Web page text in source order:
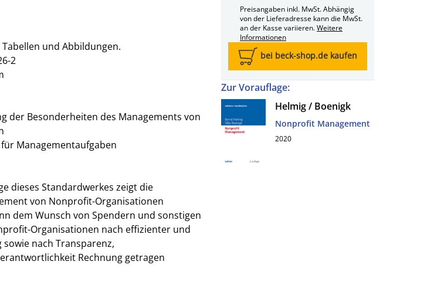
und Abbildungen.
2
der Besonderheiten des Managements von
Managementaufgaben
dieses Standardwerkes zeigt die
von Nonprofit-Organisationen
dem Wunsch von Spendern und sonstigen
Organisationen nach effizienter und
nach Transparenz,
Rechnung getragen
Preisangaben inkl. MwSt. Abhängig
von der Lieferadresse kann die MwSt.
an der Kasse variieren.Weitere
Informationen
bei beck-shop.de kaufen
Zur Vorauflage:
Helmig / Boenigk
Nonprofit Management
2020